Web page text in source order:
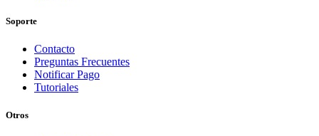
Soporte
Contacto
Preguntas Frecuentes
Notificar Pago
Tutoriales
Otros